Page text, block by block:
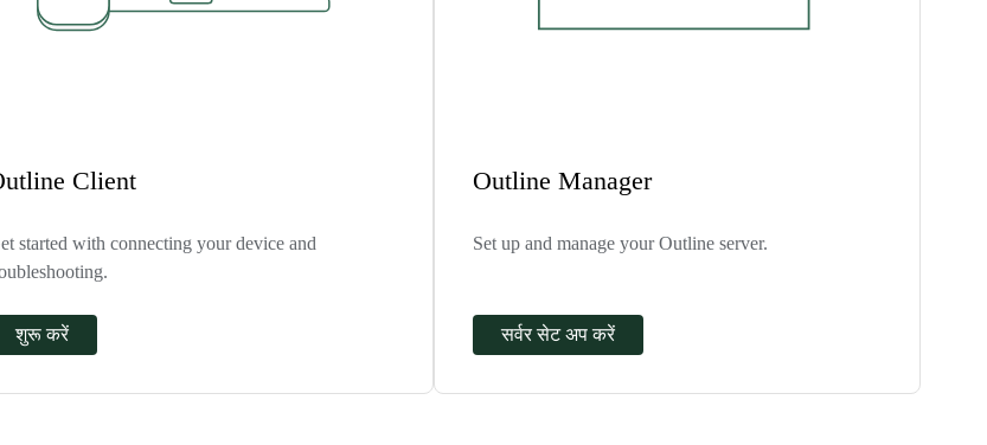
Client
started with connecting your device and
शुरू करें
Outline Manager
Set up and manage your Outline server.
सर्वर सेट अप करें